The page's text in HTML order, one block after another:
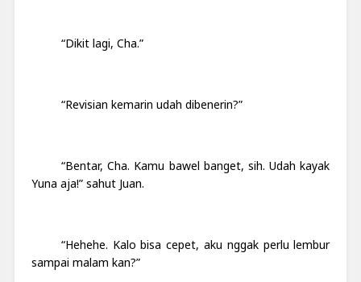
“Dikit lagi, Cha.”
“Revisian kemarin udah dibenerin?”
“Bentar, Cha. Kamu bawel banget, sih. Udah kayak
Yuna aja!” sahut Juan.
“Hehehe. Kalo bisa cepet, aku nggak perlu lembur
sampai malam kan?”